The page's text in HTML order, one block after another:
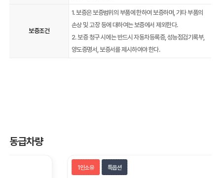
보증조건
1. 보증은 보증범위의 부품에 한하여 보증하며, 기타 부품의
손상 및 고장 등에 대하여는 보증에서 제외한다.
2. 보증 청구 시에는 반드시 자동차등록증, 성능점검기록부,
양도증명서, 보증서를 제시하여야 한다.
동급차량